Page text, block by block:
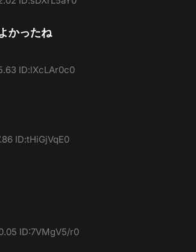
かったね
ID:lXcLAr0c0
ID:tHiGjVqE0
ID:7VMgV5/r0